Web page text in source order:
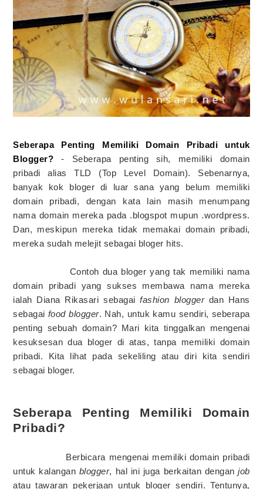
Seberapa Penting Memiliki Domain Pribadi untuk
Blogger? - Seberapa penting sih, memiliki domain
pribadi alias TLD (Top Level Domain). Sebenarnya,
banyak kok bloger di luar sana yang belum memiliki
domain pribadi, dengan kata lain masih menumpang
nama domain mereka pada .blogspot mupun .wordpress.
Dan, meskipun mereka tidak memakai domain pribadi,
mereka sudah melejit sebagai bloger hits.
Contoh dua bloger yang tak memiliki nama
domain pribadi yang sukses membawa nama mereka
ialah Diana Rikasari sebagaifashion bloggerdan Hans
sebagai food blogger. Nah, untuk kamu sendiri, seberapa
penting sebuah domain? Mari kita tinggalkan mengenai
kesuksesan dua bloger di atas, tanpa memiliki domain
pribadi. Kita lihat pada sekeliling atau diri kita sendiri
sebagai bloger.
Seberapa Penting Memiliki Domain
Pribadi?
Berbicara mengenai memiliki domain pribadi
untuk kalangan blogger, hal ini juga berkaitan denganjob
atau tawaran pekerjaan untuk bloger sendiri. Tentunya,